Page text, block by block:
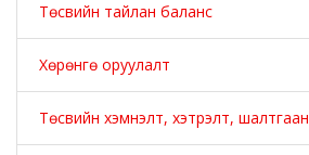
Төсвийн тайлан баланс
Хөрөнгө оруулалт
Төсвийн хэмнэлт, хэтрэлт, шалтгаан